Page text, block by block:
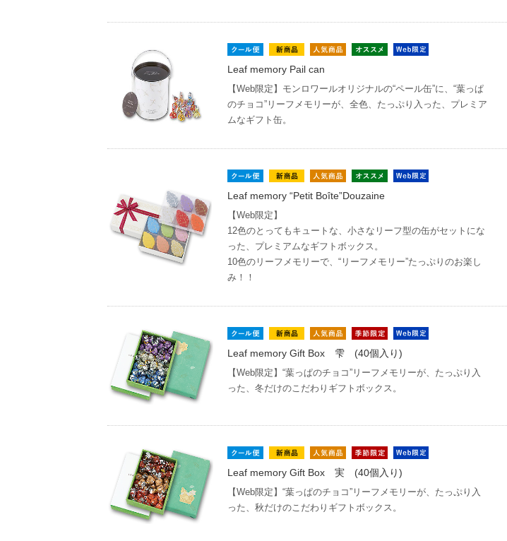
Leaf memory Pail can
【Web限定】モンロワールオリジナルの“ペール缶”に、“葉っぱ
のチョコ”リーフメモリーが、全色、たっぷり入った、プレミア
ムなギフト缶。
Leaf memory “Petit Boîte”Douzaine
【Web限定】
12色のとってもキュートな、小さなリーフ型の缶がセットにな
った、プレミアムなギフトボックス。
10色のリーフメモリーで、“リーフメモリー”たっぷりのお楽し
み！！
Leaf memory Gift Box 雫 (40個入り)
【Web限定】“葉っぱのチョコ”リーフメモリーが、たっぷり入
った、冬だけのこだわりギフトボックス。
Leaf memory Gift Box 実 (40個入り)
【Web限定】“葉っぱのチョコ”リーフメモリーが、たっぷり入
った、秋だけのこだわりギフトボックス。